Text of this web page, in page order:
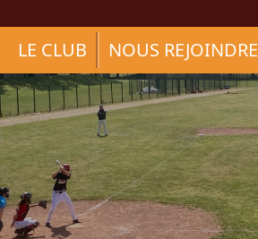
LE CLUB NOUS REJOINDRE